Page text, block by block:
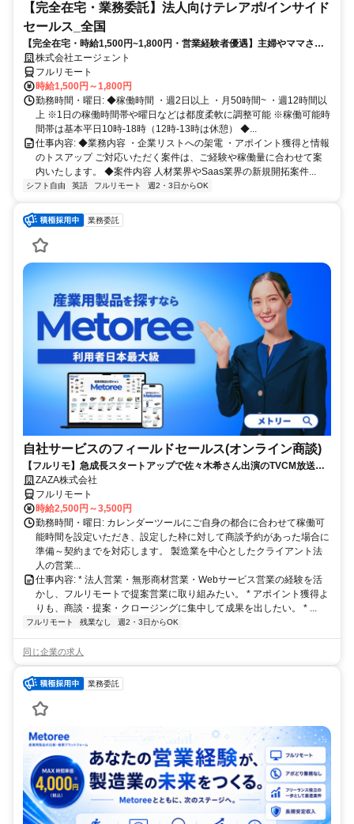
【完全在宅・業務委託】法人向けテレアポ/インサイド
セールス_全国
【完全在宅・時給1,500円~1,800円・営業経験者優遇】主婦やママさん
が活躍中！法人向けのテレアポ／インサイドセールス◆週2日～・出社
ゼロ◎お休み調整OK！家庭と両立しながら続けられる♪
株式会社エージェント
フルリモート
時給1,500円～1,800円
勤務時間・曜日: ◆稼働時間 ・週2日以上 ・月50時間~ ・週12時間以
上 ※1日の稼働時間帯や曜日などは都度柔軟に調整可能 ※稼働可能時
間帯は基本平日10時-18時（12時-13時は休憩） ◆...
仕事内容: ◆業務内容 ・企業リストへの架電 ・アポイント獲得と情報
のトスアップ ご対応いただく案件は、ご経験や稼働量に合わせて案
内いたします。 ◆案件内容 人材業界やSaas業界の新規開拓案件...
シフト自由 英語 フルリモート 週2・3日からOK
業務委託
自社サービスのフィールドセールス(オンライン商談)
【フルリモ】急成長スタートアップで佐々木希さん出演のTVCM放送中
の自社プロダクトを提案◎顧客課題の解決が得意な方急募│20～40代ま
で幅広く活躍
ZAZA株式会社
フルリモート
時給2,500円～3,500円
勤務時間・曜日: カレンダーツールにご自身の都合に合わせて稼働可
能時間を設定いただき、設定した枠に対して商談予約があった場合に
準備～契約までを対応します。 製造業を中心としたクライアント法
人の営業...
仕事内容: * 法人営業・無形商材営業・Webサービス営業の経験を活
かし、フルリモートで提案営業に取り組みたい。 * アポイント獲得よ
りも、商談・提案・クロージングに集中して成果を出したい。 * ...
フルリモート 残業なし 週2・3日からOK
同じ企業の求人
業務委託